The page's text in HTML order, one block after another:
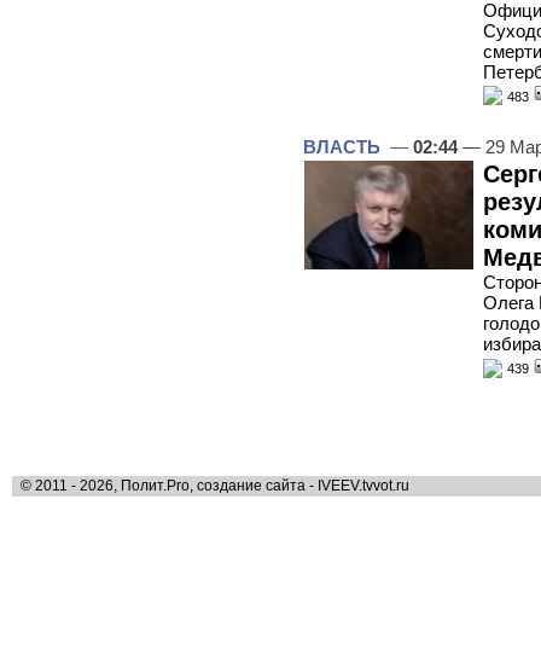
483
ВЛАСТЬ — 02:44— 29
Олега
439
© 2011 - 2026, Полит.Pro, создание сайта - IVEEV.tvvot.ru